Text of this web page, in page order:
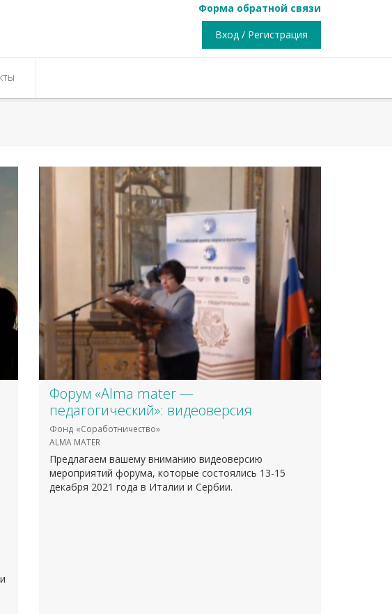
Форма обратной связи
Вход / Регистрация
Форум «Alma mater —
педагогический»: видеоверсия
Фонд «Соработничество»
ALMA MATER
Предлагаем вашему вниманию видеоверсию
мероприятий форума, которые состоялись 13-15
декабря 2021 года в Италии и Сербии.